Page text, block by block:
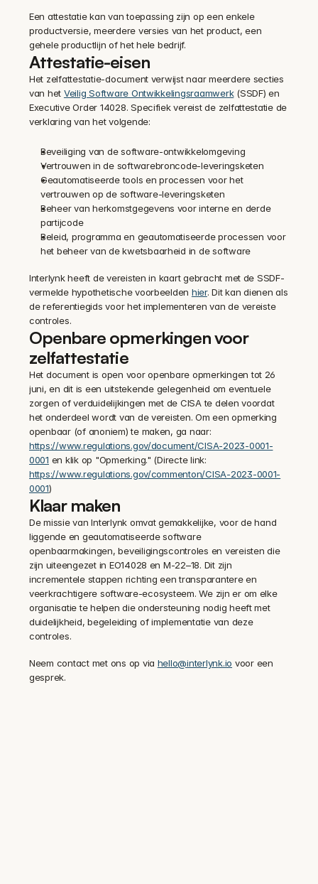
Een attestatie kan van toepassing zijn op een enkele
productversie, meerdere versies van het product, een
gehele productlijn of het hele bedrijf.
Attestatie-eisen
Het zelfattestatie-document verwijst naar meerdere secties
van het Veilig Software Ontwikkelingsraamwerk (SSDF) en
Executive Order 14028. Specifiek vereist de zelfattestatie de
verklaring van het volgende:
Beveiliging van de software-ontwikkelomgeving
Vertrouwen in de softwarebroncode-leveringsketen
Geautomatiseerde tools en processen voor het
vertrouwen op de software-leveringsketen
Beheer van herkomstgegevens voor interne en derde
partijcode
Beleid, programma en geautomatiseerde processen voor
het beheer van de kwetsbaarheid in de software
Interlynk heeft de vereisten in kaart gebracht met de SSDF-
vermelde hypothetische voorbeelden hier. Dit kan dienen als
de referentiegids voor het implementeren van de vereiste
controles.
Openbare opmerkingen voor
zelfattestatie
Het document is open voor openbare opmerkingen tot 26
juni, en dit is een uitstekende gelegenheid om eventuele
zorgen of verduidelijkingen met de CISA te delen voordat
het onderdeel wordt van de vereisten. Om een opmerking
https://www.regulations.gov/document/CISA-2023-0001-
0001
https://www.regulations.gov/commenton/CISA-2023-0001-
0001)
Klaar maken
De missie van Interlynk omvat gemakkelijke, voor de hand
liggende en geautomatiseerde software
openbaarmakingen, beveiligingscontroles en vereisten die
zijn uiteengezet in EO14028 en M-22–18. Dit zijn
incrementele stappen richting een transparantere en
veerkrachtigere software-ecosysteem. We zijn er om elke
organisatie te helpen die ondersteuning nodig heeft met
duidelijkheid, begeleiding of implementatie van deze
controles.
Neem contact met ons op via hello@interlynk.io voor een
gesprek.